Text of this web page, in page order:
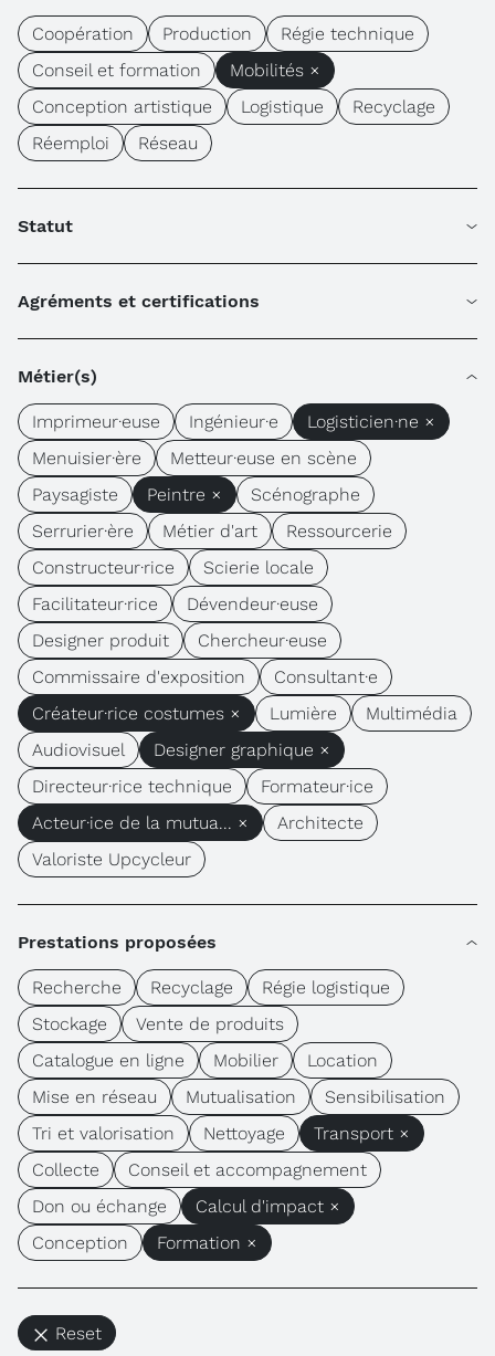
Coopération Production
Régie technique
Conseil et formation
Mobilités ×
Conception artistique
Logistique
Recyclage
Réemploi
Réseau
Statut
Agréments et certifications
Métier(s)
Imprimeur·euse Ingénieur·e
Logisticien·ne ×
Menuisier·ère
Metteur·euse en scène
Paysagiste
Peintre ×
Scénographe
Serrurier·ère
Métier d'art
Ressourcerie
Constructeur·rice
Scierie locale
Facilitateur·rice
Dévendeur·euse
Designer produit
Chercheur·euse
Commissaire d'exposition
Consultant·e
Créateur·rice costumes ×
Lumière
Multimédia
Audiovisuel
Designer graphique ×
Directeur·rice technique
Formateur·ice
Acteur·ice de la mutua... ×
Architecte
Valoriste Upcycleur
Prestations proposées
Recherche Recyclage
Régie logistique
Stockage
Vente de produits
Catalogue en ligne
Mobilier
Location
Mise en réseau
Mutualisation
Sensibilisation
Tri et valorisation
Nettoyage
Transport ×
Collecte
Conseil et accompagnement
Don ou échange
Calcul d'impact ×
Conception
Formation ×
Reset